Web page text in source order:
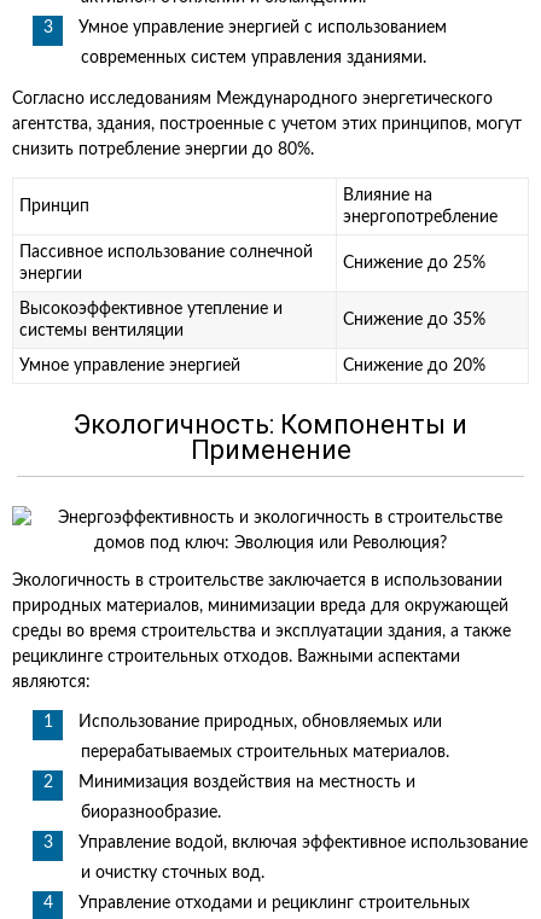
Умное управление энергией с использованием
современных систем управления зданиями.
Согласно исследованиям Международного энергетического
агентства, здания, построенные с учетом этих принципов, могут
снизить потребление энергии до 80%.
Принцип
Влияние на
энергопотребление
Пассивное использование солнечной
энергии
Снижение до 25%
Высокоэффективное утепление и
системы вентиляции
Снижение до 35%
Умное управление энергией Снижение до 20%
Экологичность: Компоненты и
Применение
Экологичность в строительстве заключается в использовании
природных материалов, минимизации вреда для окружающей
среды во время строительства и эксплуатации здания, а также
рециклинге строительных отходов. Важными аспектами
являются:
Использование природных, обновляемых или
перерабатываемых строительных материалов.
Минимизация воздействия на местность и
биоразнообразие.
Управление водой, включая эффективное использование
и очистку сточных вод.
Управление отходами и рециклинг строительных